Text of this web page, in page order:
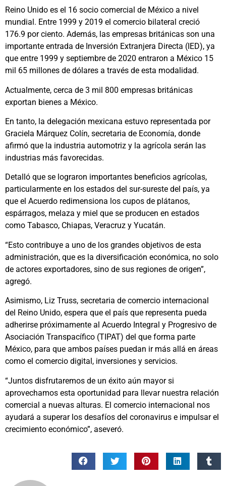
Reino Unido es el 16 socio comercial de México a nivel
mundial. Entre 1999 y 2019 el comercio bilateral creció
176.9 por ciento. Además, las empresas británicas son una
importante entrada de Inversión Extranjera Directa (IED), ya
que entre 1999 y septiembre de 2020 entraron a México 15
mil 65 millones de dólares a través de esta modalidad.
Actualmente, cerca de 3 mil 800 empresas británicas
exportan bienes a México.
En tanto, la delegación mexicana estuvo representada por
Graciela Márquez Colín, secretaria de Economía, donde
afirmó que la industria automotriz y la agrícola serán las
industrias más favorecidas.
Detalló que se lograron importantes beneficios agrícolas,
particularmente en los estados del sur-sureste del país, ya
que el Acuerdo redimensiona los cupos de plátanos,
espárragos, melaza y miel que se producen en estados
como Tabasco, Chiapas, Veracruz y Yucatán.
“Esto contribuye a uno de los grandes objetivos de esta
administración, que es la diversificación económica, no solo
de actores exportadores, sino de sus regiones de origen”,
agregó.
Asimismo, Liz Truss, secretaria de comercio internacional
del Reino Unido, espera que el país que representa pueda
adherirse próximamente al Acuerdo Integral y Progresivo de
Asociación Transpacífico (TIPAT) del que forma parte
México, para que ambos países puedan ir más allá en áreas
como el comercio digital, inversiones y servicios.
“Juntos disfrutaremos de un éxito aún mayor si
aprovechamos esta oportunidad para llevar nuestra relación
comercial a nuevas alturas. El comercio internacional nos
ayudará a superar los desafíos del coronavirus e impulsar el
crecimiento económico”, aseveró.